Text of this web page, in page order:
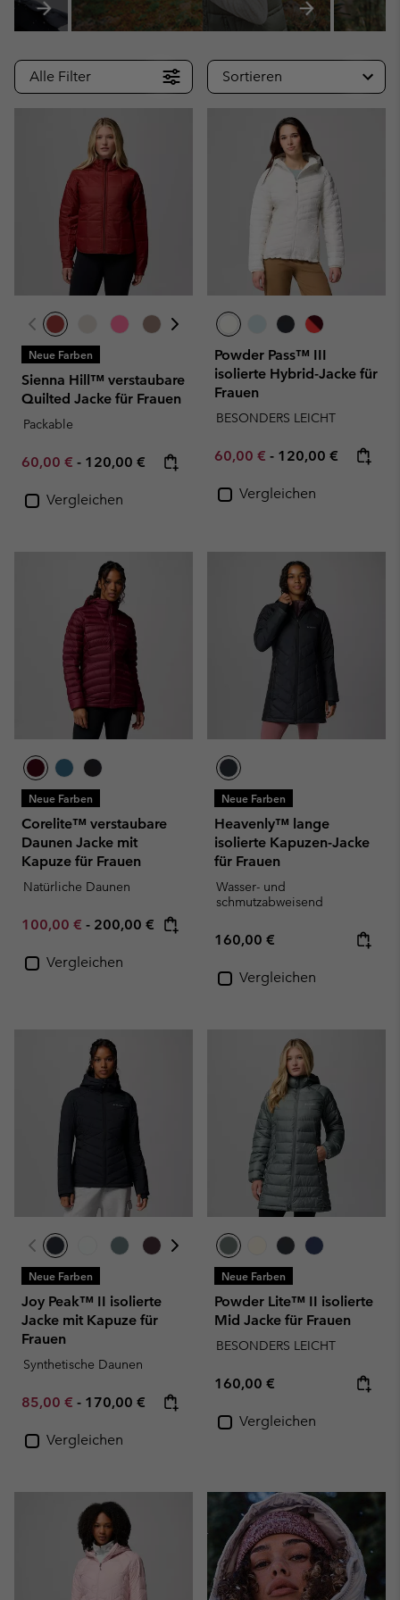
Alle Filter Sortieren
Neue Farben
Sienna Hill™ verstaubare
Quilted Jacke für Frauen
Packable
Minimum sale price:
60,00 € - Maximum price:
120,00 €
Vergleichen
Powder Pass™ III
isolierte Hybrid-Jacke für
Frauen
BESONDERS LEICHT
Minimum sale price:
60,00 € - Maximum price:
120,00 €
Vergleichen
Neue Farben
Corelite™ verstaubare
Daunen Jacke mit
Kapuze für Frauen
Natürliche Daunen
Minimum sale price:
100,00 € - Maximum price:
200,00 €
Vergleichen
Neue Farben
Heavenly™ lange
isolierte Kapuzen-Jacke
für Frauen
Wasser- und
schmutzabweisend
Regular price:
160,00 €
Vergleichen
Neue Farben
Joy Peak™ II isolierte
Jacke mit Kapuze für
Frauen
Synthetische Daunen
Minimum sale price:
85,00 € - Maximum price:
170,00 €
Vergleichen
Neue Farben
Powder Lite™ II isolierte
Mid Jacke für Frauen
BESONDERS LEICHT
Regular price:
160,00 €
Vergleichen